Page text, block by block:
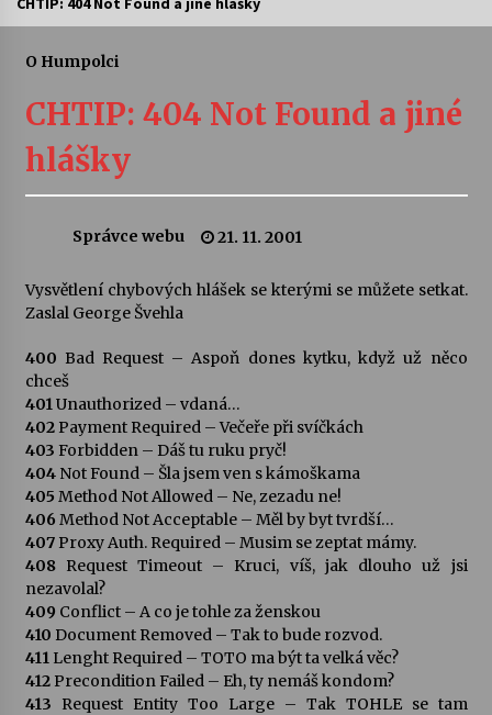
Vernisáž výstavy Josefíny Duškové: Stávám se
Veselí muzikanti
šedesátka: 28. 7.–1. 8. 2026
Letní koncerty ve Stromovce: Kolchoz a
Jenakaši
28. 7. 2026
Votavžatský ploty
23. 7. 2026
Letní koncerty ve Stromovce: Rufus Miller
22. 7. 2026
O Humpolci
CHTIP: 404 Not Found a jiné
hlášky
Správce webu 21. 11. 2001
Vysvětlení chybových hlášek se kterými se můžete setkat.
Zaslal George Švehla
400 Bad Request – Aspoň dones kytku, když už něco
chceš
401Unauthorized – vdaná…
402Payment Required – Večeře při svíčkách
403 Forbidden – Dáš tu ruku pryč!
404Not Found – Šla jsem ven s kámoškama
405 Method Not Allowed – Ne, zezadu ne!
406 Method Not Acceptable – Měl by byt tvrdší…
407Proxy Auth. Required – Musim se zeptat mámy.
408Request Timeout – Kruci, víš, jak dlouho už jsi
nezavolal?
409 Conflict – A co je tohle za ženskou
410 Document Removed – Tak to bude rozvod.
411Lenght Required – TOTO ma být ta velká věc?
412Precondition Failed – Eh, ty nemáš kondom?
413 Request Entity Too Large – Tak TOHLE se tam